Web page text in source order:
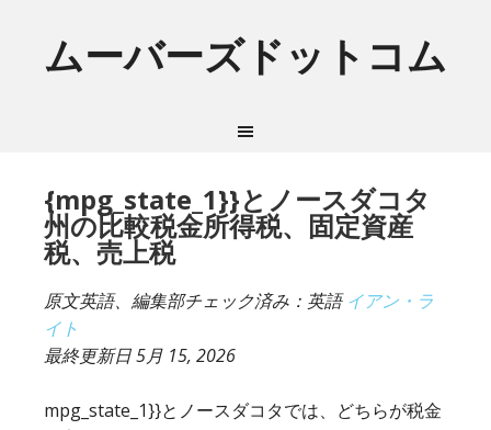
ムーバーズドットコム
{mpg_state_1}}とノースダコタ
州の比較税金所得税、固定資産
税、売上税
原文英語、編集部チェック済み：英語イアン・ラ
イト
最終更新日5月 15, 2026
mpg_state_1}}とノースダコタでは、どちらが税金